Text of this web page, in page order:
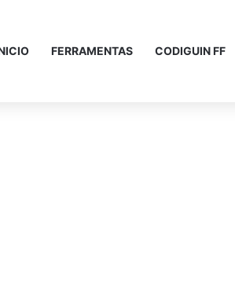
FERRAMENTAS CODIGUIN FF